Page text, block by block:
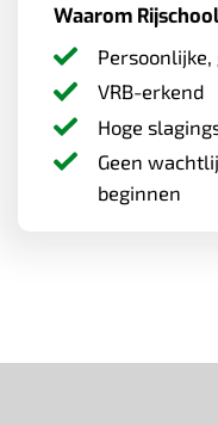
Waarom
VRB-erkend
Hoge
Geen
beginnen